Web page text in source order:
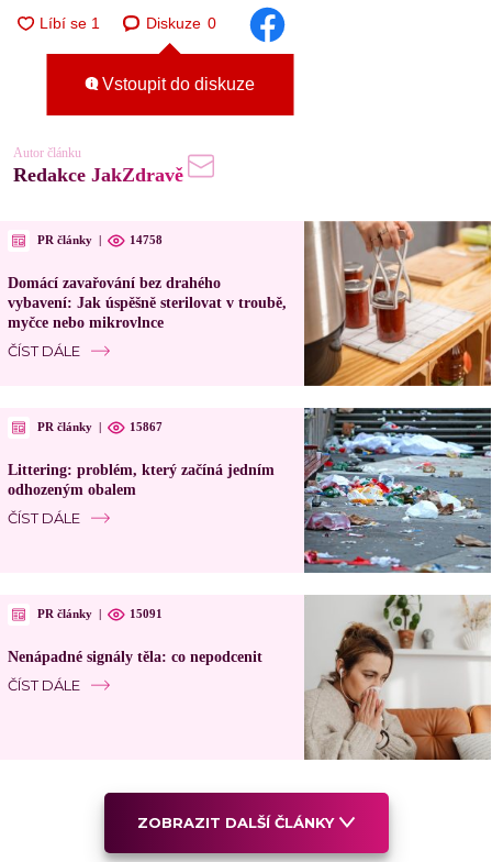
Diskuze 0
Vstoupit do diskuze
Autor článku
Redakce JakZdravě
PR články | 14758
Domácí zavařování bez drahého
vybavení: Jak úspěšně sterilovat v troubě,
myčce nebo mikrovlnce
ČÍST DÁLE
PR články | 15867
Littering: problém, který začíná jedním
odhozeným obalem
ČÍST DÁLE
PR články | 15091
Nenápadné signály těla: co nepodcenit
ČÍST DÁLE
ZOBRAZIT DALŠÍ ČLÁNKY